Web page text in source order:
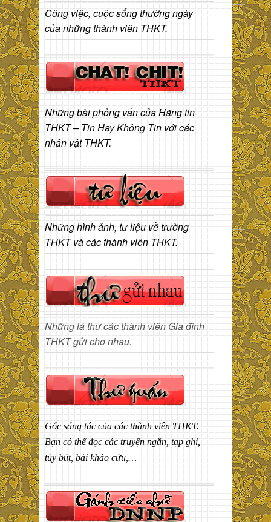
Công việc, cuộc sống thường ngày
của những thành viên THKT.
Những bài phỏng vấn của Hãng tin
THKT – Tin Hay Không Tin với các
nhân vật THKT.
Những hình ảnh, tư liệu về trường
THKT và các thành viên THKT.
Những lá thư các thành viên Gia đình
THKT gửi cho nhau.
Góc sáng tác của các thành viên THKT.
Bạn có thể đọc các truyện ngắn, tạp ghi,
tùy bút, bài khảo cứu,…